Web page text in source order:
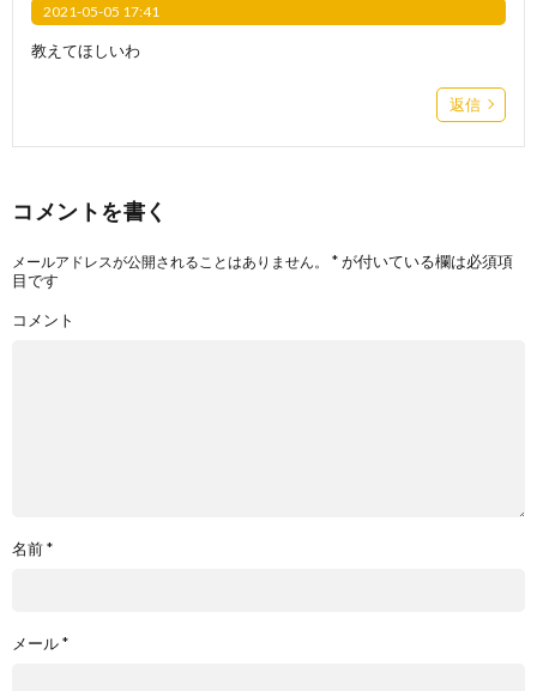
2021-05-05 17:41
教えてほしいわ
返信
コメントを書く
メールアドレスが公開されることはありません。 *が付いている欄は必須項
目です
コメント
名前*
メール*